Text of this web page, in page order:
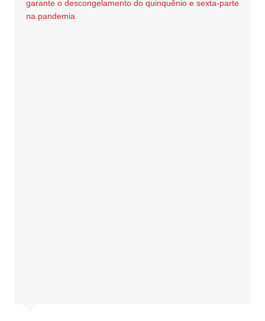
garante o descongelamento do quinquênio e sexta-parte
na pandemia